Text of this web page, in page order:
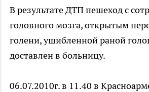
В результате ДТП пешеход с
головного мозга, открытым
голени, ушибленной раной
доставлен в больницу.
06.07.2010г. в 11.40 в